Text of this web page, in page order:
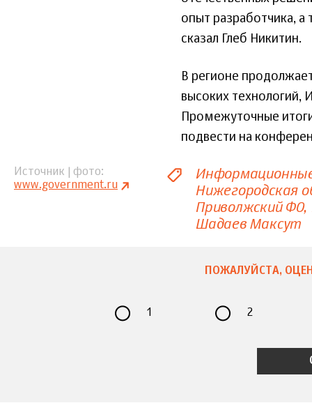
опыт разработчика,
сказал Глеб Никитин.
В регионе
высоких технологий,
Промежуточные
подвести на
Источник | фото
www.government.ru
Нижегородская
Приволжский ФО
Шадаев Максут
ПОЖАЛУЙСТА,
1 2